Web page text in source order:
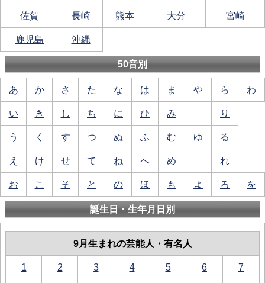
佐賀 長崎 熊本 大分 宮崎
鹿児島 沖縄
50音別
あ か さ た な は ま や ら わ
い き し ち に ひ み り
う く す つ ぬ ふ む ゆ る
え け せ て ね へ め れ
お こ そ と の ほ も よ ろ を
誕生日・生年月日別
9月生まれの芸能人・有名人
1 2 3 4 5 6 7